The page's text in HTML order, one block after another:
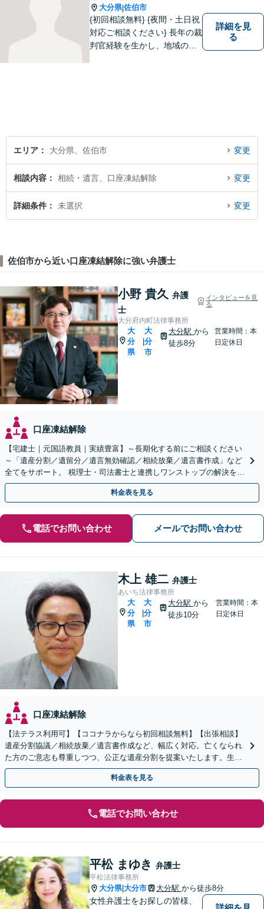
大分県|佐伯市
{初回相談無料} {夜間・土日祝
対応ご相談ください} 長年の裁
判官経験を生かし、地域の皆
詳細を見
る
エリア 大分県、佐伯市 変更
相談内容 相続・遺言、口座凍結解除 変更
詳細条件 未選択 変更
佐伯市から近い口座凍結解除に強い弁護士
小野 貴久 弁護
士
インタビューを見
る
大分府内町法律事務所
大
分
県
大
分
市
大分駅から
徒歩8分
営業時間：本
日定休日
口座凍結解除
【宅建士｜元国語教員｜実績豊富】～長期化する前にご相談ください
～「遺産分割／遺留分／遺言無効確認／相続放棄／遺言書作成」など
全てをサポート。 税理士・司法書士と連携しワンストップの解決を！
迅速かつ丁寧に進めます【初回相談無料｜土日夜間可】
料金表を見る
電話でお問い合わせ メールでお問い合わせ
木上 雄二 弁護士
あいち法律事務所
大
分
県
大
分
市
大分駅 から
徒歩10分
営業時間：本
日定休日
口座凍結解除
【法テラス利用可】【ココナラからなら初回相談無料】【出張相談】
遺産分割協議／相続放棄／遺言書作成など、幅広く対応。亡くなられ
た方のご意志も尊重しつつ、公正な遺産分割を提案いたします。生前
対策もぜひ弁護士にお任せください【休日・夜間面談対応】
料金表を見る
電話でお問い合わせ
平松 まゆき 弁護士
平松法律事務所
大分県|大分市 大分駅 から徒歩8分
女性弁護士をお探しの皆様、